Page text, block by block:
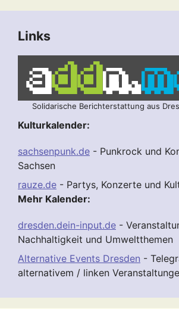
Links
Solidarische Berichterstattung aus
Kulturkalender:
sachsenpunk.de - Punkrock und
Sachsen
rauze.de - Partys, Konzerte und
Mehr Kalender:
dresden.dein-input.de -
Nachhaltigkeit und Umweltthemen
Alternative Events Dresden -
alternativem / linken